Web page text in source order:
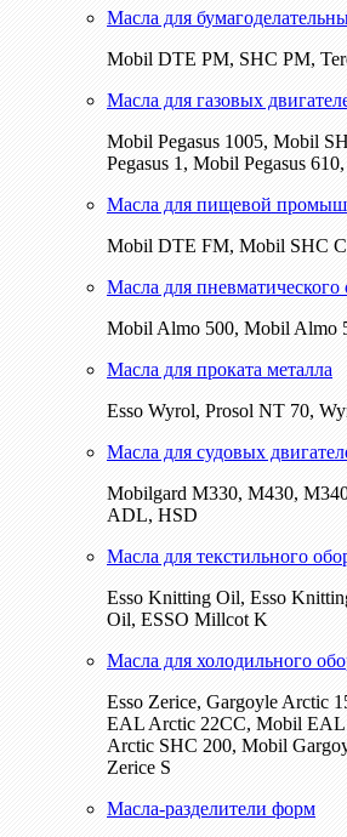
Масла для
Mobil DTE РМ, SHC PM,
Масла для газовых
Mobil Pegasus 1005, Mobil
Pegasus 1, Mobil Pegasus
Масла для пищевой
Mobil DTE FM, Mobil SHC
Масла для пневматического
Mobil Almo 500, Mobil Almo
Масла для проката металла
Esso Wyrol, Prosol NT 70,
Масла для судовых
Mobilgard M330, M430,
ADL, HSD
Масла для текстильного
Esso Knitting Oil, Esso
Oil, ESSO Millcot K
Масла для холодильного
Esso Zerice, Gargoyle Arctic
EAL Arctic 22CC, Mobil
Arctic SHC 200, Mobil
Zerice S
Масла-разделители форм